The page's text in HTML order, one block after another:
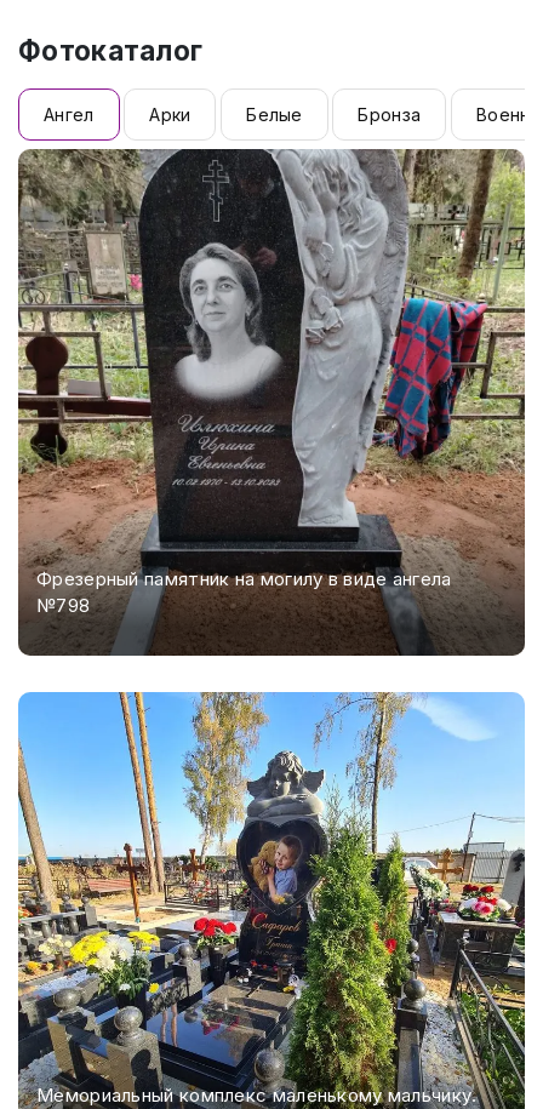
Фотокаталог
Ангел Арки Белые Бронза
Фрезерный памятник на могилу в виде ангела
№798
Мемориальный комплекс маленькому мальчику.